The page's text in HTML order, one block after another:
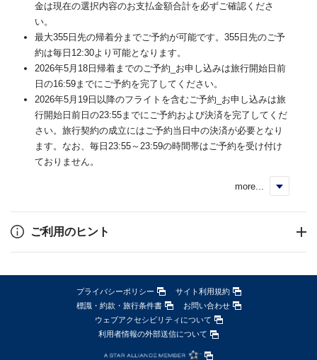
金は現在の選択内容のお支払金額合計を必ずご確認くださ
い。
最大355日先の帰着分までご予約が可能です。355日先のご予
約は毎日12:30より可能となります。
2026年5月18日帰着までのご予約_お申し込みは旅行開始日前
日の16:59までにご予約を完了してください。
2026年5月19日以降のフライトを含むご予約_お申し込みは旅
行開始日前日の23:55までにご予約および決済を完了してくだ
さい。旅行契約の成立にはご予約当日中の決済が必要となり
ます。なお、毎日23:55～23:59の時間帯はご予約を受け付け
ておりません。
more...
ご利用のヒント
プライバシーポリシー
サイト利用規約
標識・約款・旅行条件書
お問い合わせ
ウェブアクセシビリティについて
利用者情報の外部送信について